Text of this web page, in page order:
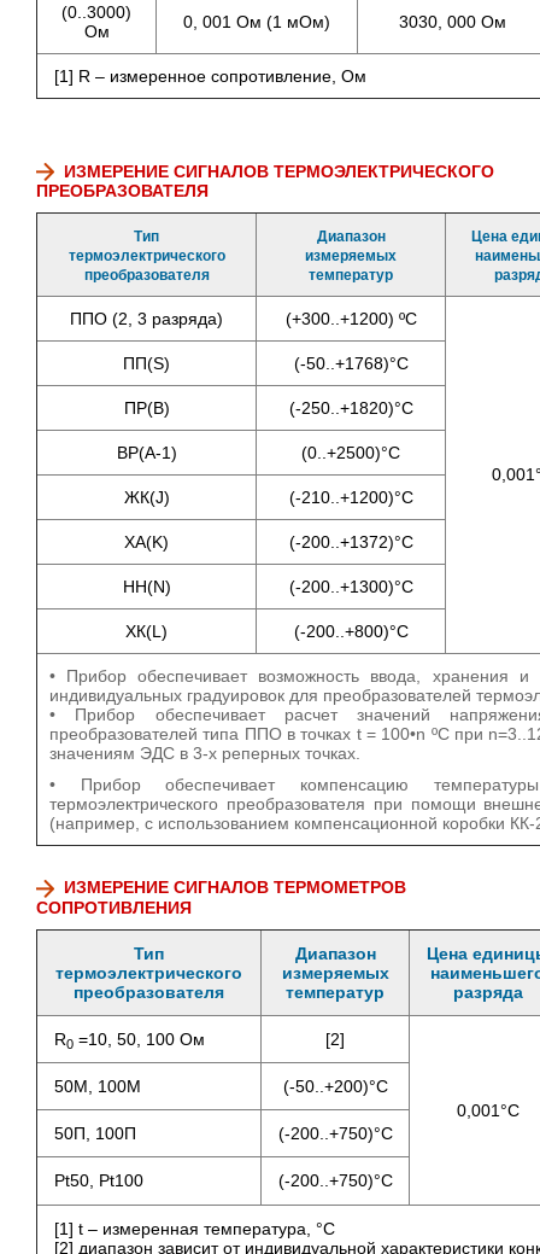
(0..3000)
Ом
0, 001 Ом (1 мОм) 3030, 000 Ом
[1] R – измеренное сопротивление, Ом
ИЗМЕРЕНИЕ СИГНАЛОВ ТЕРМОЭЛЕКТРИЧЕСКОГО
ПРЕОБРАЗОВАТЕЛЯ
Тип
термоэлектрического
преобразователя
Диапазон
измеряемых
температур
Цена
ППО (2, 3 разряда) (+300..+1200) ºC
ПП(S) (-50..+1768)°С
ПР(B) (-250..+1820)°С
ВР(A-1) (0..+2500)°С
ЖК(J) (-210..+1200)°С
ХА(K) (-200..+1372)°С
НН(N) (-200..+1300)°С
ХК(L) (-200..+800)°С
• Прибор обеспечивает возможность ввода, хранения
индивидуальных градуировок для преобразователей
• Прибор обеспечивает расчет значений
преобразователей типа ППО в точках t = 100•n ºС при
значениям ЭДС в 3-х реперных точках.
• Прибор обеспечивает компенсацию
термоэлектрического преобразователя при помощи
(например, с использованием компенсационной коробки
ИЗМЕРЕНИЕ СИГНАЛОВ ТЕРМОМЕТРОВ
СОПРОТИВЛЕНИЯ
Тип
термоэлектрического
преобразователя
Диапазон
измеряемых
температур
Цена
разряда
R0 =10, 50, 100 Ом [2]
0,001°С
50М, 100М (-50..+200)°С
50П, 100П (-200..+750)°С
Pt50, Pt100 (-200..+750)°С
[1] t – измеренная температура, °C
[2] диапазон зависит от индивидуальной характеристики